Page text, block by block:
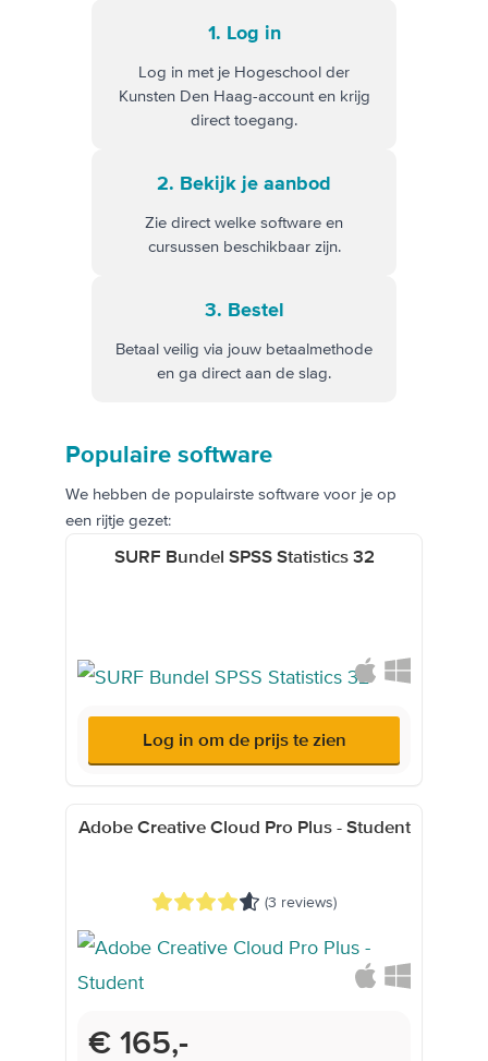
1. Log in
Log in met je Hogeschool der
Kunsten Den Haag-account en krijg
direct toegang.
2. Bekijk je aanbod
Zie direct welke software en
cursussen beschikbaar zijn.
3. Bestel
Betaal veilig via jouw betaalmethode
en ga direct aan de slag.
Populaire software
We hebben de populairste software voor je op
een rijtje gezet:
SURF Bundel SPSS Statistics 32
Log in om de prijs te zien
Adobe Creative Cloud Pro Plus - Student
(3 reviews)
Onderwijsprijs
€ 165,-